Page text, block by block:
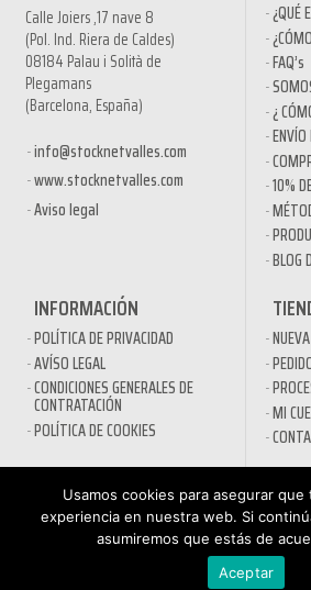
Calle Joiers ,17 nave 8
(Pol. Ind. Riera de Caldes)
08184 Palau i Solità de
Plegamans
(Barcelona, España)
info@stocknetvalles.com
www.stocknetvalles.com
Aviso legal
¿QUÉ
FAQ’s
¿
ENVÍO
10%
BLOG
INFORMACIÓN
POLÍTICA DE PRIVACIDAD
AVÍSO LEGAL
CONDICIONES GENERALES DE
CONTRATACIÓN
POLÍTICA DE COOKIES
MI
SECTORES
DESINFECTANTES COVID-19
HOSTELERÍA
Usamos cookies para asegurar que
experiencia en nuestra web. Si
asumiremos que estás de
Aceptar